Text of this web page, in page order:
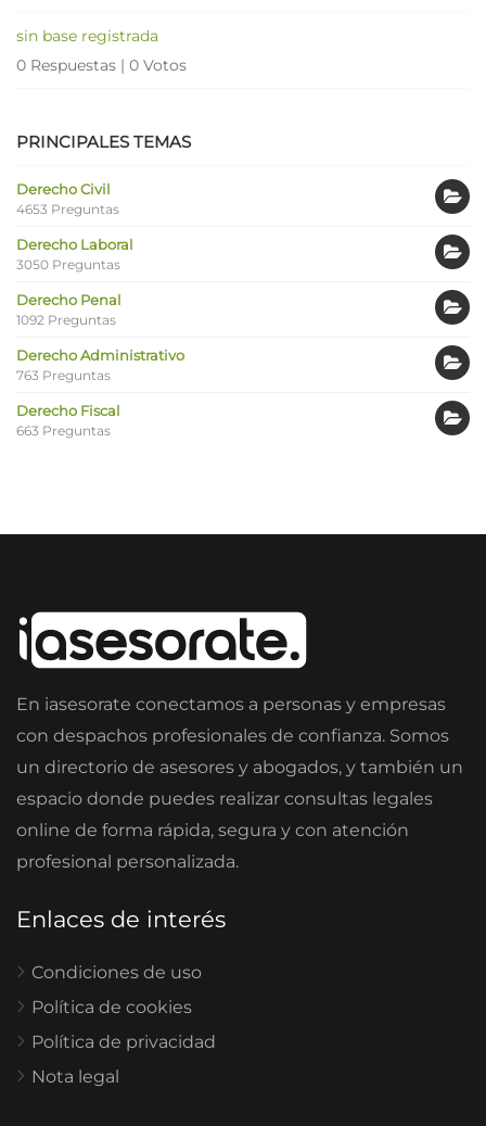
sin base registrada
0 Respuestas | 0 Votos
PRINCIPALES TEMAS
Derecho Civil
4653 Preguntas
Derecho Laboral
3050 Preguntas
Derecho Penal
1092 Preguntas
Derecho Administrativo
763 Preguntas
Derecho Fiscal
663 Preguntas
En iasesorate conectamos a personas y empresas
con despachos profesionales de confianza. Somos
un directorio de asesores y abogados, y también un
espacio donde puedes realizar consultas legales
online de forma rápida, segura y con atención
profesional personalizada.
Enlaces de interés
Condiciones de uso
Política de cookies
Política de privacidad
Nota legal